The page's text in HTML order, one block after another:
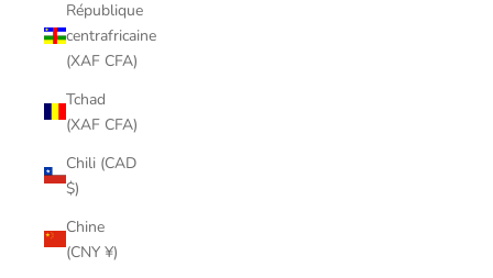
République
centrafricaine
(XAF CFA)
Tchad
(XAF CFA)
Chili (CAD
$)
Chine
(CNY ¥)